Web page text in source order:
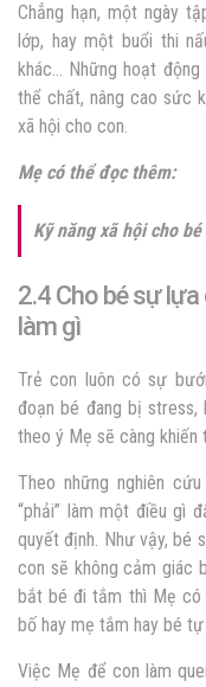
Chẳng hạn, một ngày
lớp, hay một buổi thi
khác… Những hoạt
thể chất, nâng cao sức
xã hội cho con.
Mẹ có thể đọc thêm:
Kỹ năng xã hội cho
2.4 Cho bé sự
làm gì
Trẻ con luôn có sự
đoạn bé đang bị
theo ý Mẹ sẽ càng
Theo những nghiên
“phải” làm một điều gì
quyết định. Như vậy, bé
con sẽ không cảm giác
bắt bé đi tắm thì Mẹ có
bố hay mẹ tắm hay bé
Việc Mẹ để con làm